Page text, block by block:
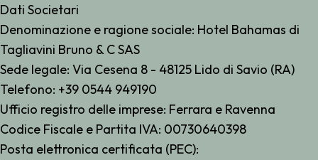
Dati Societari
Denominazione e ragione sociale: Hotel Bahamas di
Tagliavini Bruno & C SAS
Sede legale: Via Cesena 8 - 48125 Lido di Savio (RA)
Telefono: +39 0544 949190
Ufficio registro delle imprese: Ferrara e Ravenna
Codice Fiscale e Partita IVA: 00730640398
Posta elettronica certificata (PEC):